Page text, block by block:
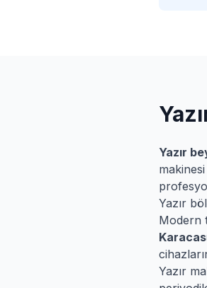
Yazır
Yazır
Modern
Yazır